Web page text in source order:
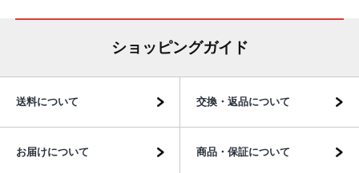
ショッピングガイド
送料について 交換・返品について
お届けについて 商品・保証について